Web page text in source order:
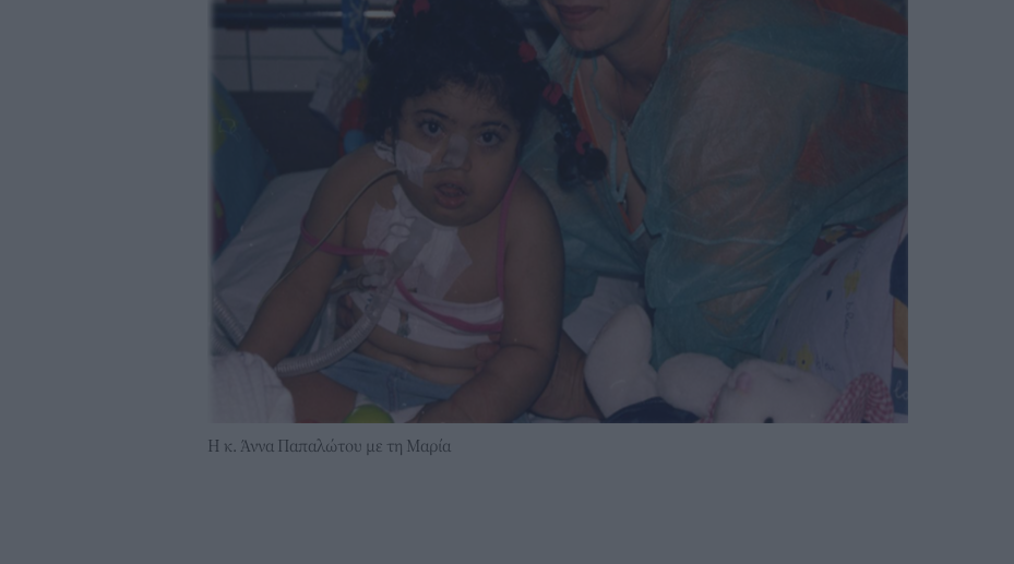
Η κ. Άννα Παπαλώτου με τη Μαρία